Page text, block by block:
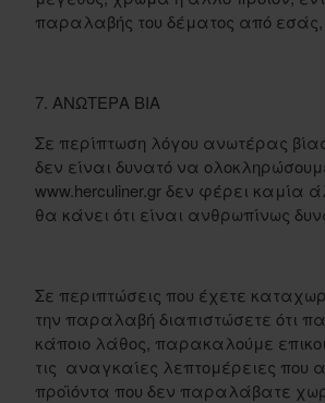
παραλαβής του δέματος από εσάς,
7. ΑΝΩΤΕΡΑ ΒΙΑ
Σε περίπτωση λόγου ανωτέρας
δεν είναι δυνατό να
www.herculiner.gr δεν φέρει καμία
θα κάνει ότι είναι ανθρωπίνως
Σε περιπτώσεις που έχετε
την παραλαβή διαπιστώσετε ότι
κάποιο λάθος, παρακαλούμε
τις αναγκαίες λεπτομέρειες που
προϊόντα που δεν παραλάβατε